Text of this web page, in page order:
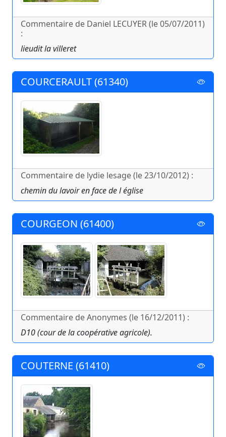
Commentaire de Daniel LECUYER (le 05/07/2011)
:
lieudit la villeret
COURCERAULT (61340)
Commentaire de lydie lesage (le 23/10/2012) :
chemin du lavoir en face de l église
COURGEON (61400)
Commentaire de Anonymes (le 16/12/2011) :
D10 (cour de la coopérative agricole).
COUTERNE (61410)